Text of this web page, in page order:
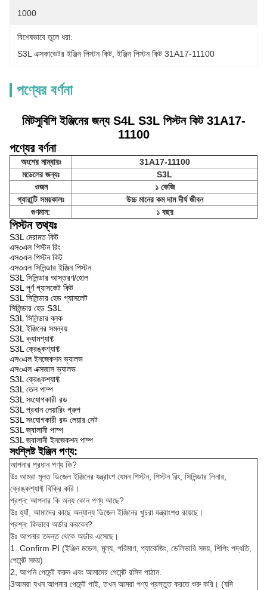
1000
বিশেষভাবে তুলে ধরা:
S3L এক্সকাভেটর ইঞ্জিন পিস্টন কিট , ইঞ্জিন পিস্টন কিট 31A17-11100
পণ্যের বর্ণনা
মিটসুবিশি ইঞ্জিনের জন্য S4L S3L পিস্টন কিট 31A17-
11100
পণ্যের বর্ণনা
অংশের নাম্বারঃ
31A17-11100
মডেলের জন্যঃ
S3L
ওজন
১ কেজি
গ্যারান্টি সময়কালঃ
উচ্চ মানের কম দাম দীর্ঘ জীবন
গুণমান:
১ বছর
পিস্টন তথ্যঃ
S3L মেরামত কিট
এস৩এল পিস্টন রিং
এস৩এল পিস্টন কিট
এস৩এল সিলিন্ডার ইঞ্জিন পিস্টন
S3L সিলিন্ডার আস্তরণ/হোল
S3L পূর্ণ গ্যাসকেট কিট
S3L সিলিন্ডার হেড গ্যাসলেট
সিলিন্ডার হেড S3L
S3L সিলিন্ডার ব্লক
S3L ইঞ্জিনের সমন্বয়
S3L ক্যামশ্যাফ্ট
S3L ক্রেঙ্কশ্যাফ্ট
এস৩এল ইনজেকশন ভ্যালভ
এস৩এল এক্সজাস ভ্যালভ
S3L ক্রেঙ্কশ্যাফ্ট
S3L তেল পাম্প
S3L সংযোগকারী রড
S3L প্রধান লেয়ারিং গ্রুপ
S3L সংযোগকারী রড লেয়ার সেট
S3L জ্বালানী পাম্প
S3L জ্বালানী ইনজেকশন পাম্প
সংশ্লিষ্ট ইঞ্জিন পণ্য:
আপনার প্রধান পণ্য কি?
উঃ আমরা মূলত ডিজেল ইঞ্জিনের যন্ত্রাংশ যেমন পিস্টন, পিস্টন রিং, সিলিন্ডার লিনার,
ক্রেঙ্কশ্যাফ্ট বিক্রি করি।
প্রশ্ন: আপনার কি অন্য কোন পণ্য আছে?
উঃ হ্যাঁ, আমাদের কাছে অন্যান্য ডিজেল ইঞ্জিনের খুচরা যন্ত্রাংশও রয়েছে।
প্রশ্ন: কিভাবে অর্ডার করবেন?
উঃ আপনার তদন্ত থেকে অর্ডার এসেছে।
1. Confirm PI (ইঞ্জিন মডেল, মূল্য, পরিমাণ, প্যাকেজিং, ডেলিভারি সময়, শিপিং পদ্ধতি,
পেমেন্ট সময়)
2, আপনি পেমেন্ট করুন এবং আমাদের পেমেন্ট রসিদ পাঠান.
3আমরা যখন আপনার পেমেন্ট পাই, তখন আমরা পণ্য প্রস্তুত করতে শুরু করি। (যদি